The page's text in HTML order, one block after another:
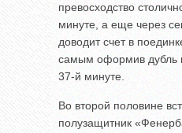
превосходство
минуте, а еще через
доводит счет в
самым оформив дубль
37-й минуте.
Во второй половине
полузащитник